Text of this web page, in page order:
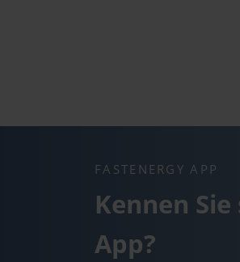
FASTENERGY APP
Kennen
App?